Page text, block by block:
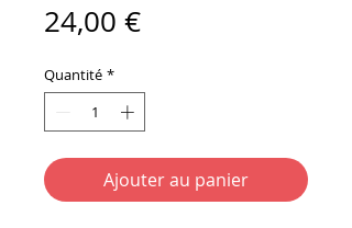
24,00 €Prix
Quantité *
Ajouter au panier